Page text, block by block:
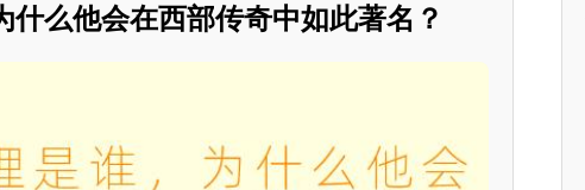
什么他会在西部传奇中如此著名？